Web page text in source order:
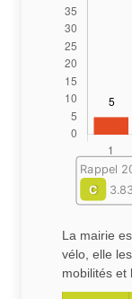
Rappel
C
3.83
La mairie
vélo, elle
mobilités et